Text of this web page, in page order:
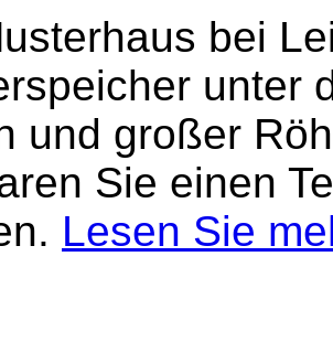
bei
unter
und großer
Sie einen
Lesen Sie